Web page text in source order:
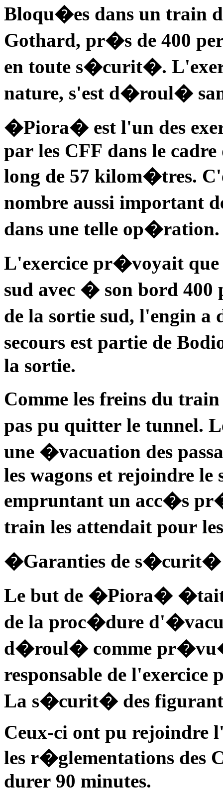
Bloqu�es dans un train
Gothard, pr�s de 400
en toute s�curit�.
nature, s'est d�roul�
�Piora� est l'un des
par les CFF dans le
long de 57 kilom�tres.
nombre aussi important
dans une telle op�ration.
L'exercice pr�voyait
sud avec � son bord
de la sortie sud, l'engin
secours est partie de
la sortie.
Comme les freins du
pas pu quitter le tunnel.
une �vacuation des
les wagons et rejoindre
empruntant un acc�s
train les attendait pour
�Garanties de s�curit�
Le but de �Piora� �tait
de la proc�dure
d�roul� comme
responsable de
La s�curit� des
Ceux-ci ont pu rejoindre
les r�glementations des
durer 90 minutes.